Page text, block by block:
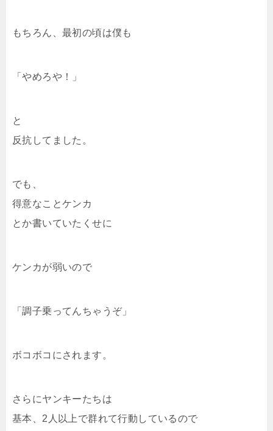
もちろん、最初の頃は僕も
「やめろや！」
と
反抗してました。
でも、
得意なことケンカ
とか書いていたくせに
ケンカが弱いので
「調子乗ってんちゃうぞ」
ボコボコにされます。
さらにヤンキーたちは
基本、2人以上で群れて行動しているので